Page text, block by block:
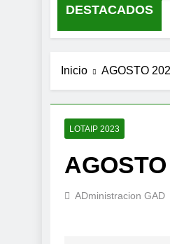
DESTACADOS
Inicio AGOSTO
LOTAIP 2023
ADministracion GAD